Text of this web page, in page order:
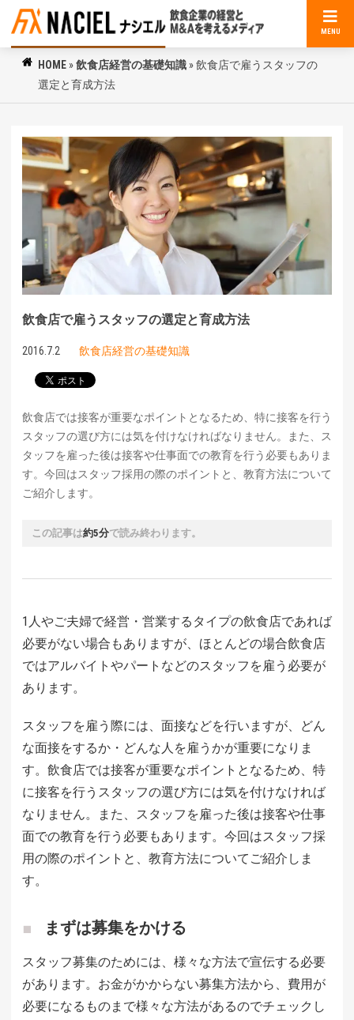
MENU
HOME »飲食店経営の基礎知識 »飲食店で雇うスタッフの
選定と育成方法
飲食店で雇うスタッフの選定と育成方法
2016.7.2 飲食店経営の基礎知識
飲食店では接客が重要なポイントとなるため、特に接客を行う
スタッフの選び方には気を付けなければなりません。また、ス
タッフを雇った後は接客や仕事面での教育を行う必要もありま
す。今回はスタッフ採用の際のポイントと、教育方法について
ご紹介します。
この記事は約5分で読み終わります。
1人やご夫婦で経営・営業するタイプの飲食店であれば
必要がない場合もありますが、ほとんどの場合飲食店
ではアルバイトやパートなどのスタッフを雇う必要が
あります。
スタッフを雇う際には、面接などを行いますが、どん
な面接をするか・どんな人を雇うかが重要になりま
す。飲食店では接客が重要なポイントとなるため、特
に接客を行うスタッフの選び方には気を付けなければ
なりません。また、スタッフを雇った後は接客や仕事
面での教育を行う必要もあります。今回はスタッフ採
用の際のポイントと、教育方法についてご紹介しま
す。
まずは募集をかける
スタッフ募集のためには、様々な方法で宣伝する必要
があります。お金がかからない募集方法から、費用が
必要になるものまで様々な方法があるのでチェックし